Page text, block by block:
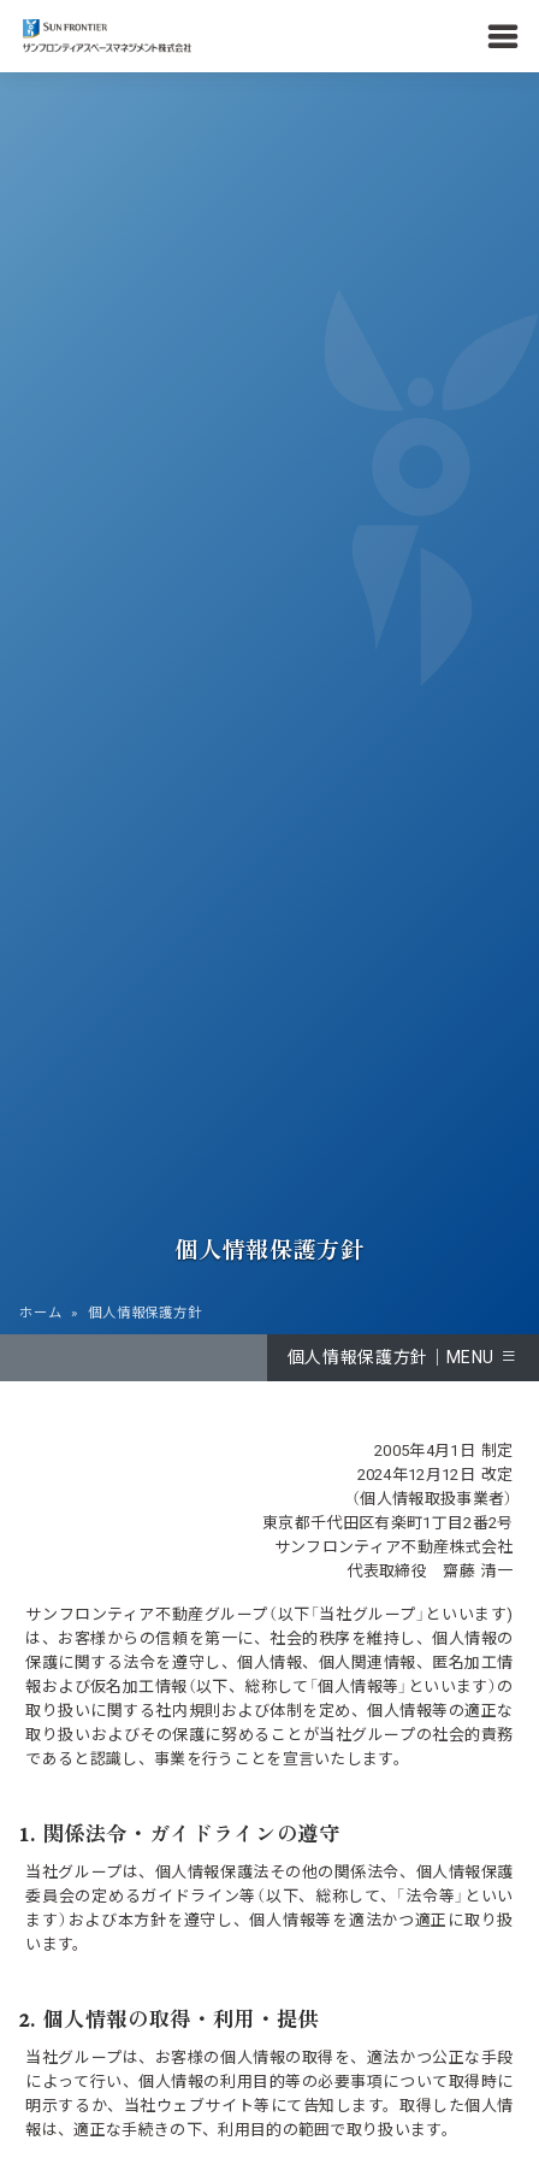
個人情報保護方針
ホーム 個人情報保護方針
個人情報保護方針｜MENU
2005年4月1日 制定
2024年12月12日 改定
（個人情報取扱事業者）
東京都千代田区有楽町1丁目2番2号
サンフロンティア不動産株式会社
代表取締役 齋藤 清一
サンフロンティア不動産グループ（以下「当社グループ」といいます)
は、お客様からの信頼を第一に、社会的秩序を維持し、個人情報の
保護に関する法令を遵守し、個人情報、個人関連情報、匿名加工情
報および仮名加工情報（以下、総称して「個人情報等」といいます）の
取り扱いに関する社内規則および体制を定め、個人情報等の適正な
取り扱いおよびその保護に努めることが当社グループの社会的責務
であると認識し、事業を行うことを宣言いたします。
1. 関係法令・ガイドラインの遵守
当社グループは、個人情報保護法その他の関係法令、個人情報保護
委員会の定めるガイドライン等（以下、総称して、「法令等」といい
ます）および本方針を遵守し、個人情報等を適法かつ適正に取り扱
います。
2. 個人情報の取得・利用・提供
当社グループは、お客様の個人情報の取得を、適法かつ公正な手段
によって行い、個人情報の利用目的等の必要事項について取得時に
明示するか、当社ウェブサイト等にて告知します。取得した個人情
報は、適正な手続きの下、利用目的の範囲で取り扱います。